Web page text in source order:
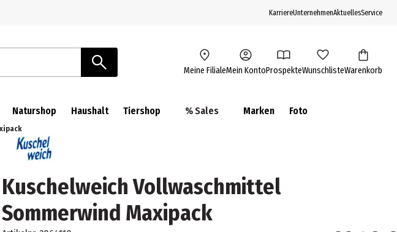
KarriereUnternehmenAktuellesService
Meine FilialeMein KontoProspekteWunschlisteWarenkorb
Naturshop Haushalt Tiershop % Sales Marken Foto
Kuschelweich Vollwaschmittel
Sommerwind Maxipack